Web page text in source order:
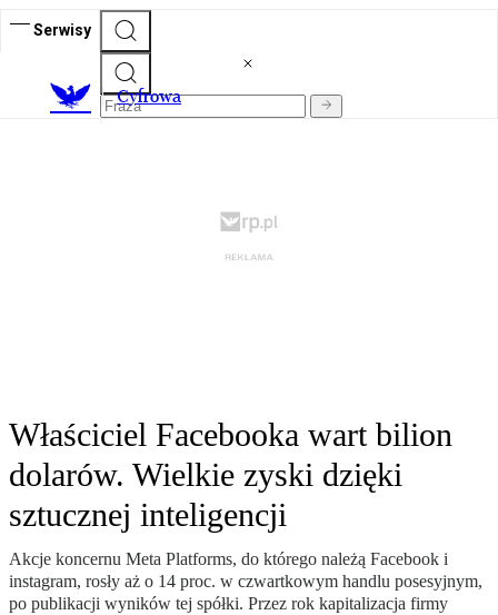
Serwisy
Cyfrowa
Właściciel Facebooka wart bilion
dolarów. Wielkie zyski dzięki
sztucznej inteligencji
Akcje koncernu Meta Platforms, do którego należą Facebook i
instagram, rosły aż o 14 proc. w czwartkowym handlu posesyjnym,
po publikacji wyników tej spółki. Przez rok kapitalizacja firmy